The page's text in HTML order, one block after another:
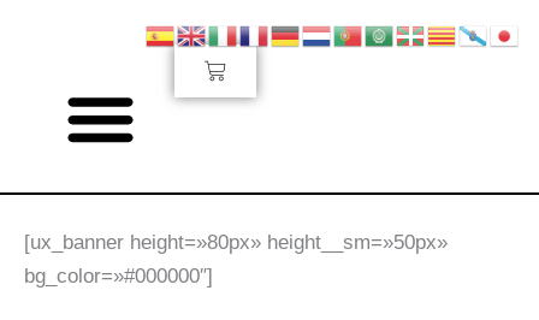
Carrito
[ux_banner height=»80px» height__sm=»50px»
bg_color=»#000000″]